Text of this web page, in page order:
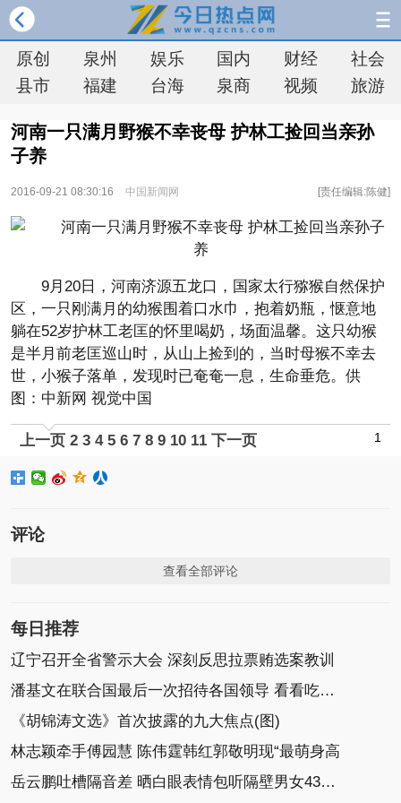
原创 泉州 娱乐 国内 财经
社会
县市
福建 台海 泉商 视频 旅游
河南一只满月野猴不幸丧母 护林工捡回当亲孙
子养
2016-09-21 08:30:16 中国新闻网 [责任编辑:陈健]
9月20日，河南济源五龙口，国家太行猕猴自然保护
区，一只刚满月的幼猴围着口水巾，抱着奶瓶，惬意地
躺在52岁护林工老匡的怀里喝奶，场面温馨。这只幼猴
是半月前老匡巡山时，从山上捡到的，当时母猴不幸去
世，小猴子落单，发现时已奄奄一息，生命垂危。供
图：中新网 视觉中国
上一页 1
2 3 4 5 6 7 8 9 10 11 下一页
评论
查看全部评论
每日推荐
辽宁召开全省警示大会 深刻反思拉票贿选案教训
潘基文在联合国最后一次招待各国领导 看看吃什么
《胡锦涛文选》首次披露的九大焦点(图)
林志颖牵手傅园慧 陈伟霆韩红郭敬明现“最萌身高
岳云鹏吐槽隔音差 晒白眼表情包听隔壁男女43分钟